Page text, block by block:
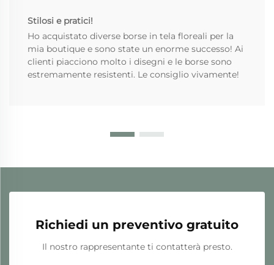
Stilosi e pratici!
Ho acquistato diverse borse in tela floreali per la
mia boutique e sono state un enorme successo! Ai
clienti piacciono molto i disegni e le borse sono
estremamente resistenti. Le consiglio vivamente!
Richiedi un preventivo gratuito
Il nostro rappresentante ti contatterà presto.